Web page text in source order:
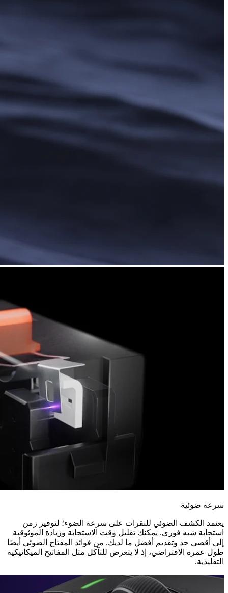
سرعة ضوئية
يعتمد الكشف الضوئي للنقرات على سرعة الضوء؛ لتوفير زمن
استجابة شبه فوري. يمكنك تقليل وقت الاستجابة وزيادة الموثوقية
إلى أقصى حد وتقديم أفضل ما لديك. من فوائد المفتاح الضوئي أيضًا
طول عمره الافتراضي، إذ لا يتعرض للتآكل مثل المفاتيح الميكانيكية
التقليدية.